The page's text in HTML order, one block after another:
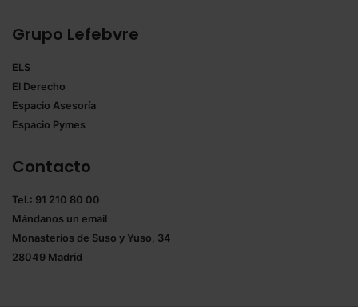
Saber más acerca de las cookies
Grupo Lefebvre
ELS
El Derecho
Espacio Asesoría
Espacio Pymes
Contacto
Tel.: 91 210 80 00
Mándanos un email
Monasterios de Suso y Yuso, 34
28049 Madrid